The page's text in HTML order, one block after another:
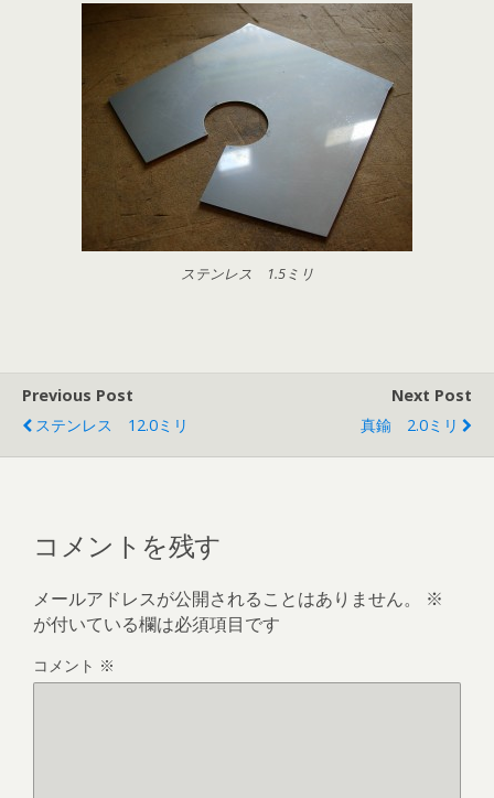
ステンレス 1.5ミリ
Previous Post
ステンレス 12.0ミリ
Next Post
真鍮 2.0ミリ
コメントを残す
メールアドレスが公開されることはありません。
※
が付いている欄は必須項目です
コメント ※